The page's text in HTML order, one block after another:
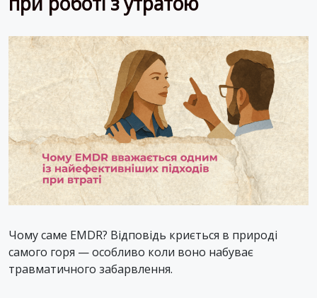
Чому саме EMDR? Відповідь криється в природі
самого горя — особливо коли воно набуває
травматичного забарвлення.